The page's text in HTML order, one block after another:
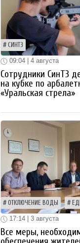
СИНТЗ
09:04 | 4 августа
Сотрудники СинТЗ
на кубке по
«Уральская стрела»
ОТКЛЮЧЕНИЕ ВОДЫ
17:14 | 3 августа
Все меры,